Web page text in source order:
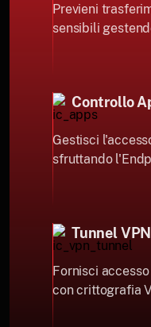
Previeni
sensibili
Controllo
Gestisci
sfruttando
Tunnel VPN
Fornisci
con crittografia